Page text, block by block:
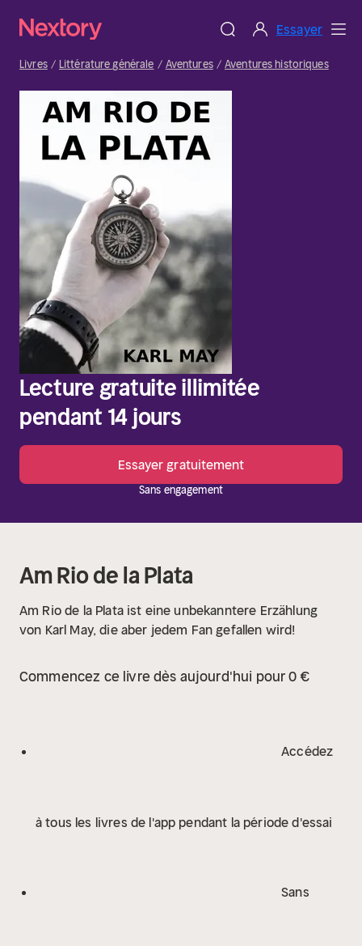
Essayer
Livres Littérature générale Aventures Aventures historiques
Lecture gratuite illimitée
pendant 14 jours
Essayer gratuitement
Sans engagement
Am Rio de la Plata
Am Rio de la Plata ist eine unbekanntere Erzählung
von Karl May, die aber jedem Fan gefallen wird!
Commencez ce livre dès aujourd'hui pour 0 €
Accédez
à tous les livres de l'app pendant la période d'essai
Sans